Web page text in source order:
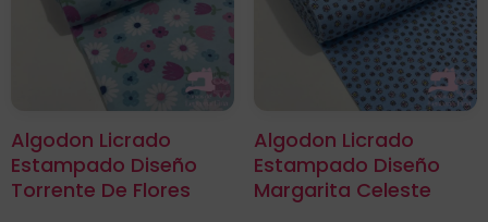
Algodon Licrado
Estampado Diseño
Torrente De Flores
Algodon Licrado
Estampado Diseño
Margarita Celeste